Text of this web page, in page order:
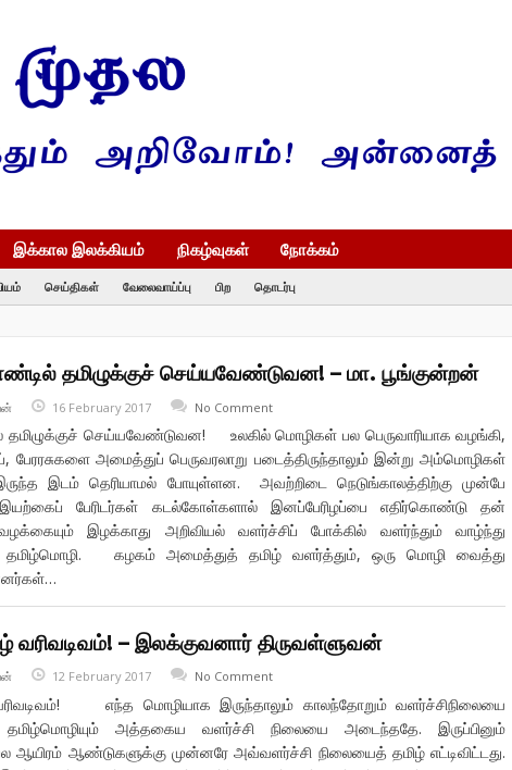
இக்கால இலக்கியம் நிகழ்வுகள் நோக்கம்
செய்திகள் வேலைவாய்ப்பு பிற தொடர்பு
தமிழுக்குச் செய்யவேண்டுவன! – மா. பூங்குன்றன்
16 February 2017 No Comment
தமிழுக்குச் செய்யவேண்டுவன! உலகில் மொழிகள் பல பெருவாரியாக வழங்கி,
பேரரசுகளை அமைத்துப் பெருவரலாறு படைத்திருந்தாலும் இன்று அம்மொழிகள்
இடம் தெரியாமல் போயுள்ளன. அவற்றிடை நெடுங்காலத்திற்கு முன்பே
இயற்கைப் பேரிடர்கள் கடல்கோள்களால் இனப்பேரிழப்பை எதிர்கொண்டு தன்
இழக்காது அறிவியல் வளர்ச்சிப் போக்கில் வளர்ந்தும் வாழ்ந்து
கழகம் அமைத்துத் தமிழ் வளர்த்தும், ஒரு மொழி வைத்து
வரிவடிவம்! – இலக்குவனார் திருவள்ளுவன்
12 February 2017 No Comment
எந்த மொழியாக இருந்தாலும் காலந்தோறும் வளர்ச்சிநிலையை
அத்தகைய வளர்ச்சி நிலையை அடைந்ததே. இருப்பினும்
ஆயிரம் ஆண்டுகளுக்கு முன்னரே அவ்வளர்ச்சி நிலையைத் தமிழ் எட்டிவிட்டது.